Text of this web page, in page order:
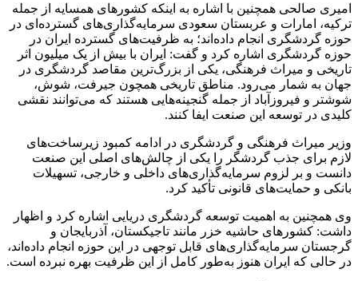
امیری صالحی همچنین با اشاره به اینکه کشورهای همسایه از جمله
ترکیه، امارات و عربستان سعودی سرمایه‌گذاری‌های گسترده‌ای در
حوزه گردشگری انجام داده‌اند؛ به ظرفیت‌های گسترده ایران در
حوزه گردشگری اشاره کرد و گفت: ایران با بیش از یک میلیون اثر
تاریخی و میراث فرهنگی، یکی از بزرگ‌ترین مقاصد گردشگری در
جهان به شمار می‌رود. مناطق تاریخی همچون جیرفت، شوش،
شوشتر و فیروزآباد از جمله گنجینه‌هایی هستند که می‌توانند نقشی
کلیدی در توسعه این صنعت ایفا کنند.
وزیر میراث فرهنگی و گردشگری در ادامه کمبود زیرساخت‌های
لازم برای جذب گردشگر را یکی از چالش‌های اصلی این صنعت
دانست و بر لزوم سرمایه‌گذاری‌های داخلی و خارجی، تسهیلات
بانکی و حمایت‌های قانونی تأکید کرد.
وی همچنین به اهمیت توسعه گردشگری دریایی اشاره کرد و اظهار
داشت: کشورهای حاشیه خزر مانند تاجیکستان، آذربایجان و
گرجستان سرمایه‌گذاری‌های قابل توجهی در این حوزه انجام داده‌اند،
در حالی که ایران هنوز به‌طور کامل از این ظرفیت بهره نبرده است.